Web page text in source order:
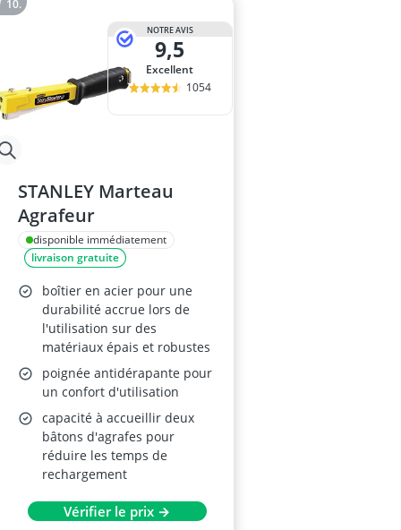
NOTRE AVIS
9,5
Excellent
1054
STANLEY Marteau
Agrafeur
disponible immédiatement
livraison gratuite
boîtier en acier pour une
durabilité accrue lors de
l'utilisation sur des
matériaux épais et robustes
poignée antidérapante pour
un confort d'utilisation
capacité à accueillir deux
bâtons d'agrafes pour
réduire les temps de
rechargement
Vérifier le prix →